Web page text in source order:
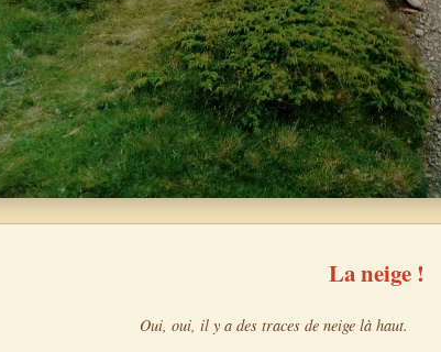
La neige !
Oui, oui, il y a des traces de neige là haut.